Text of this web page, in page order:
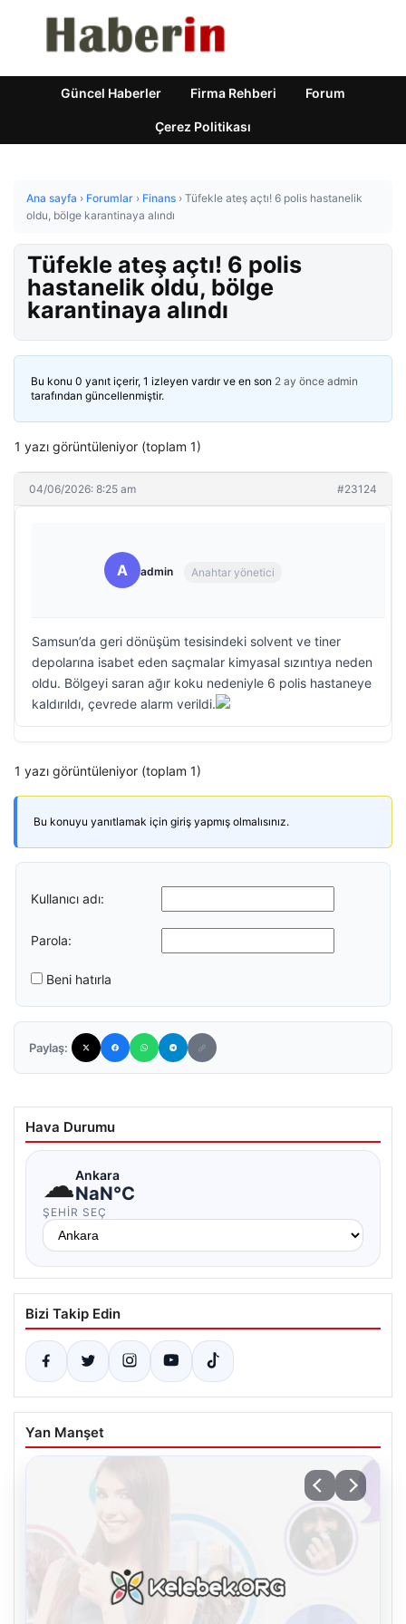
Güncel Haberler Firma Rehberi Forum
Çerez Politikası
Ana sayfa › Forumlar › Finans › Tüfekle ateş açtı! 6 polis hastanelik
oldu, bölge karantinaya alındı
Tüfekle ateş açtı! 6 polis
hastanelik oldu, bölge
karantinaya alındı
Bu konu 0 yanıt içerir, 1 izleyen vardır ve en son 2 ay önce admin
tarafından güncellenmiştir.
1 yazı görüntüleniyor (toplam 1)
04/06/2026: 8:25 am #23124
A admin Anahtar yönetici
Samsun’da geri dönüşüm tesisindeki solvent ve tiner
depolarına isabet eden saçmalar kimyasal sızıntıya neden
oldu. Bölgeyi saran ağır koku nedeniyle 6 polis hastaneye
kaldırıldı, çevrede alarm verildi.
1 yazı görüntüleniyor (toplam 1)
Bu konuyu yanıtlamak için giriş yapmış olmalısınız.
Kullanıcı adı:
Parola:
Beni hatırla
Paylaş:
Hava Durumu
☁Ankara
NaN°C
ŞEHIR SEÇ
Bizi Takip Edin
Yan Manşet